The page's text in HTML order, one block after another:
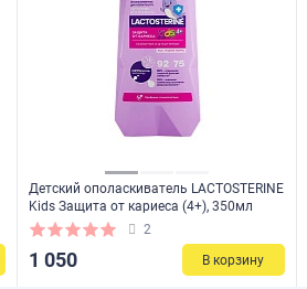
Детский ополаскиватель LACTOSTERINE
Kids Защита от кариеса (4+), 350мл
2
1 050 В корзину